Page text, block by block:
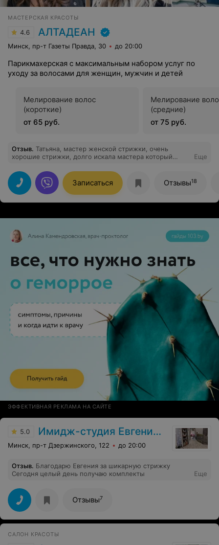
МАСТЕРСКАЯ КРАСОТЫ
4.6 АЛТАДЕАН
Минск, пр-т Газеты Правда, 30 до 20:00
Парикмахерская с максимальным набором услуг по
уходу за волосами для женщин, мужчин и детей
Мелирование волос
(короткие)
от 65 руб.
Мелирование
(средние)
от 75 руб.
Отзыв. Татьяна, мастер женской стрижки, очень
хорошие стрижки, долго искала мастера который
индивидуальной. Татьяна хорошо видит клиента и
может сделать ваш образ ярче и привлекательней.
Еще
Записаться Отзывы18
ЭФФЕКТИВНАЯ РЕКЛАМА НА САЙТЕ
5.0 Имидж-студия Евгении Пилеко
Минск, пр-т Дзержинского, 122 до 20:00
Отзыв. Благодарю Евгения за шикарную стрижку
Сегодня целый день получаю комплекты
Еще
Отзывы7
САЛОН КРАСОТЫ